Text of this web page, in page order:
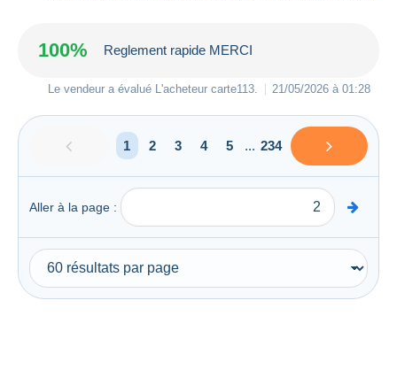
100% Reglement rapide MERCI
Le vendeur a évalué L'acheteur carte113 21/05/2026 à 01:28
1 2 3 4 5 ... 234
Aller à la page :